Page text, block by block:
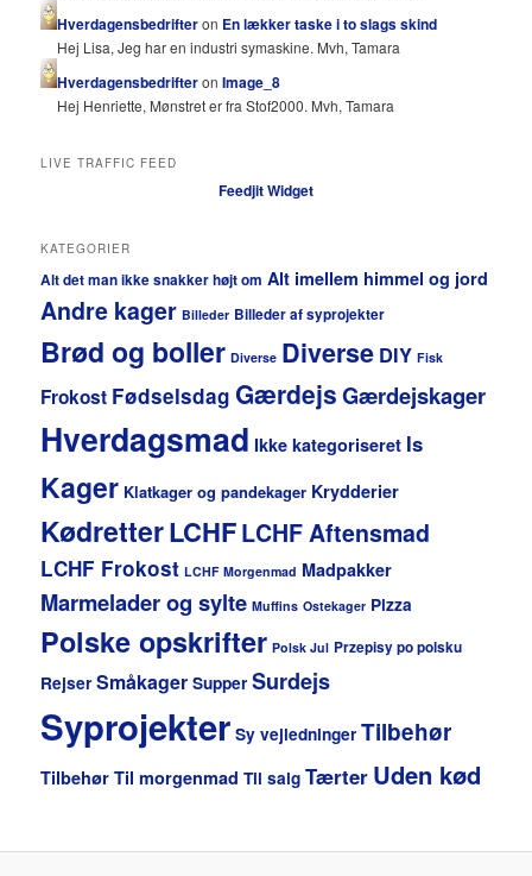
Hverdagensbedrifteron En lækker taske i to slags skind
Hej Lisa, Jeg har en industri symaskine. Mvh, Tamara
HverdagensbedrifteronImage_8
Hej Henriette, Mønstret er fra Stof2000. Mvh, Tamara
LIVE TRAFFIC FEED
Feedjit Widget
KATEGORIER
Alt det man ikke snakker højt om Alt imellem himmel og jord
Andre kager Billeder Billeder af syprojekter
Brød og boller Diverse Diverse DIY Fisk
Frokost Fødselsdag GærdejsGærdejskager
Hverdagsmad Ikke kategoriseret Is
Kager Klatkager og pandekager Krydderier
KødretterLCHFLCHF Aftensmad
LCHF Frokost LCHF Morgenmad Madpakker
Marmelader og sylte Muffins Ostekager Pizza
Polske opskrifter Polsk Jul Przepisy po polsku
Rejser Småkager Supper Surdejs
Syprojekter Sy vejledninger Tilbehør
Tilbehør Til morgenmad Til salg Tærter Uden kød